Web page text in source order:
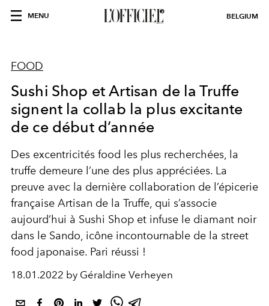
MENU BELGIUM
FOOD
Sushi Shop et Artisan de la Truffe
signent la collab la plus excitante
de ce début d’année
Des excentricités food les plus recherchées, la
truffe demeure l’une des plus appréciées. La
preuve avec la dernière collaboration de l’épicerie
française Artisan de la Truffe, qui s’associe
aujourd’hui à Sushi Shop et infuse le diamant noir
dans le Sando, icône incontournable de la street
food japonaise. Pari réussi !
18.01.2022 by Géraldine Verheyen